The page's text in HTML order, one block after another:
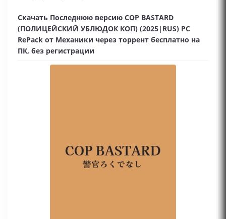
Скачать Последнюю версию COP BASTARD
(ПОЛИЦЕЙСКИЙ УБЛЮДОК КОП) (2025|RUS) PC
RePack от Механики через торрент бесплатно на
ПК, без регистрации